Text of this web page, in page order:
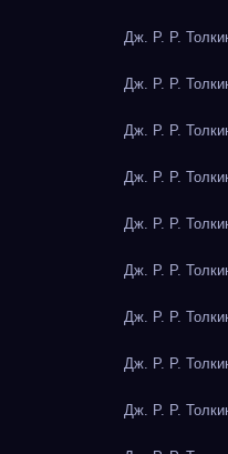
Дж. Р. Р.
Дж. Р. Р.
Дж. Р. Р.
Дж. Р. Р.
Дж. Р. Р.
Дж. Р. Р.
Дж. Р. Р.
Дж. Р. Р.
Дж. Р. Р.